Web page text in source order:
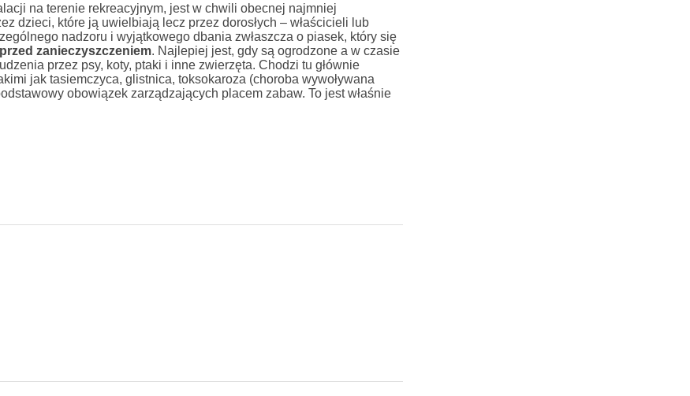
na terenie rekreacyjnym, jest w chwili obecnej najmniej
dzieci, które ją uwielbiają lecz przez dorosłych – właścicieli lub
nadzoru i wyjątkowego dbania zwłaszcza o piasek, który się
zanieczyszczeniem. Najlepiej jest, gdy są ogrodzone a w czasie
przez psy, koty, ptaki i inne zwierzęta. Chodzi tu głównie
jak tasiemczyca, glistnica, toksokaroza (choroba wywoływana
obowiązek zarządzających placem zabaw. To jest właśnie